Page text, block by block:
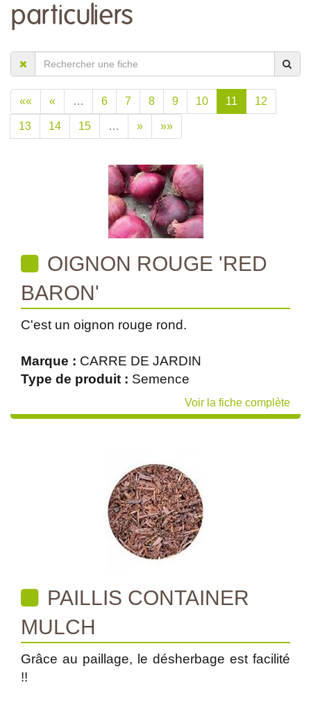
particuliers
«« « … 6 7 8 9 10 11 12
13 14 15 … » »»
OIGNON ROUGE 'RED
BARON'
C'est un oignon rouge rond.
Marque : CARRE DE JARDIN
Type de produit : Semence
Voir la fiche complète
PAILLIS CONTAINER
MULCH
Grâce au paillage, le désherbage est facilité
!!